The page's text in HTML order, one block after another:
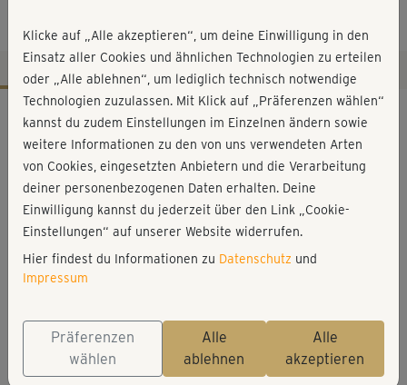
Strong me - HIIT
Workout-Facts
anspruchsvoll
37 Min
267 kcal
Elisa Dambeck
Matte, etwas zu trinken
Klicke auf „Alle akzeptieren“, um deine Einwilligung in den
Einsatz aller Cookies und ähnlichen Technologien zu erteilen
oder „Alle ablehnen“, um lediglich technisch notwendige
Technologien zuzulassen. Mit Klick auf „Präferenzen wählen“
kannst du zudem Einstellungen im Einzelnen ändern sowie
weitere Informationen zu den von uns verwendeten Arten
von Cookies, eingesetzten Anbietern und die Verarbeitung
deiner personenbezogenen Daten erhalten. Deine
Einwilligung kannst du jederzeit über den Link „Cookie-
Einstellungen“ auf unserer Website widerrufen.
Hier findest du Informationen zu Datenschutz und
Impressum
Präferenzen
wählen
Alle
ablehnen
Alle
akzeptieren